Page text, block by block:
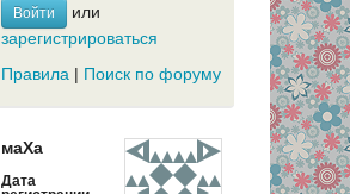
Войти
или
зарегистрироваться
Правила | Поиск по форуму
маХа
Дата